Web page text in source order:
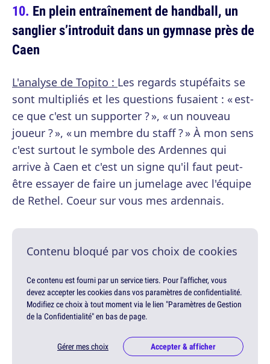
En plein entraînement de handball, un
sanglier s’introduit dans un gymnase près de
Caen
L'analyse de Topito : Les regards stupéfaits se
sont multipliés et les questions fusaient : « est-
ce que c'est un supporter ? », « un nouveau
joueur ? », « un membre du staff ? » À mon sens
c'est surtout le symbole des Ardennes qui
arrive à Caen et c'est un signe qu'il faut peut-
être essayer de faire un jumelage avec l'équipe
de Rethel. Coeur sur vous mes ardennais.
Contenu bloqué par vos choix de cookies
Ce contenu est fourni par un service tiers. Pour l'afficher, vous
devez accepter les cookies dans vos paramètres de confidentialité.
Modifiez ce choix à tout moment via le lien "Paramètres de Gestion
de la Confidentialité" en bas de page.
Gérer mes choix Accepter & afficher